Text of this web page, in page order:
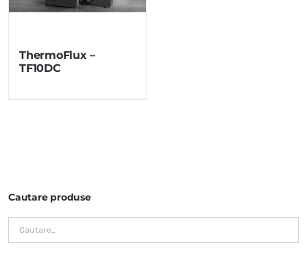
ThermoFlux –
TF10DC
Cautare produse